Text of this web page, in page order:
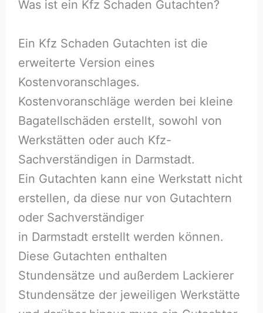
Was ist ein Kfz Schaden Gutachten?
Ein Kfz Schaden Gutachten ist die
erweiterte Version eines
Kostenvoranschlages.
Kostenvoranschläge werden bei kleine
Bagatellschäden erstellt, sowohl von
Werkstätten oder auch Kfz-
Sachverständigen in Darmstadt.
Ein Gutachten kann eine Werkstatt nicht
erstellen, da diese nur von Gutachtern
oder Sachverständiger
in Darmstadt erstellt werden können.
Diese Gutachten enthalten
Stundensätze und außerdem Lackierer
Stundensätze der jeweiligen Werkstätte